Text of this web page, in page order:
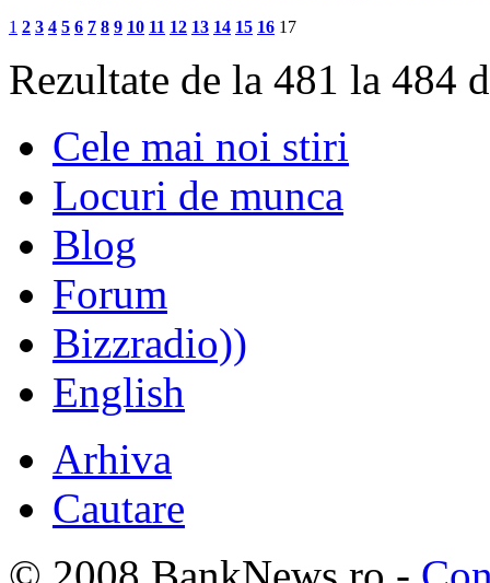
1 2 3 4 5 6 7 8 9 10 11 12 13 14 15 16 17
Rezultate de la 481 la 484
Cele mai noi stiri
Locuri de munca
Blog
Forum
Bizzradio))
English
Arhiva
Cautare